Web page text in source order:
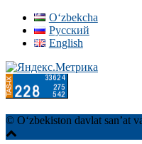
Oʻzbekcha
Русский
English
© О‘zbekiston davlat san’at